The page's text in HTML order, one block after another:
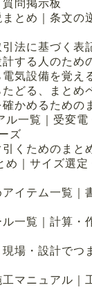
問掲示板
とめ｜条文の
法に基づく表
する人のため
気設備を覚え
どる、まとめ
かめるための
ル一覧｜受変
ズ
くためのまと
め｜サイズ選
イテム一覧｜
一覧｜計算・
場・設計でつ
マニュアル｜